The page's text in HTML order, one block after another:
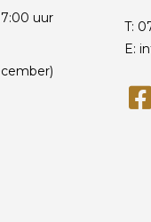
uur
T:
E: